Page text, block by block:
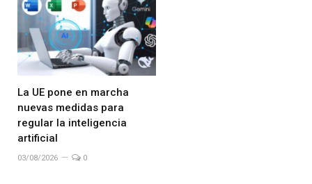
La UE pone en marcha
nuevas medidas para
regular la inteligencia
artificial
03/08/2026 0